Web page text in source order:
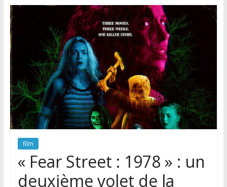
film
« Fear Street : 1978 » : un
deuxième volet de la